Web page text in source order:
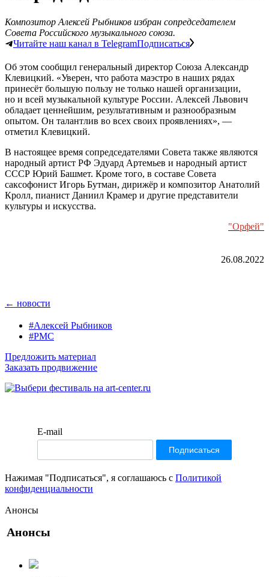
Композитор Алексей Рыбников избран сопредседателем
Совета Российского музыкального союза.
Читайте наш канал в TelegramПодписаться
Об этом сообщил генеральный директор Союза Александр
Клевицкий. «Уверен, что работа маэстро в наших рядах
принесёт большую пользу не только нашей организации,
но и всей музыкальной культуре России. Алексей Львович
обладает ценнейшим, результативным и разнообразным
опытом. Он талантлив во всех своих проявлениях», —
отметил Клевицкий.
В настоящее время сопредседателями Совета также являются
народный артист РФ Эдуард Артемьев и народный артист
СССР Юрий Башмет. Кроме того, в составе Совета
саксофонист Игорь Бутман, дирижёр и композитор Анатолий
Кролл, пианист Даниил Крамер и другие представители
культуры и искусства.
"Орфей"
26.08.2022
← новости
#Алексей Рыбников
#РМС
Предложить материал
Заказать продвижение
E-mail
Нажимая "Подписаться", я соглашаюсь с Политикой
конфиденциальности
Анонсы
Анонсы